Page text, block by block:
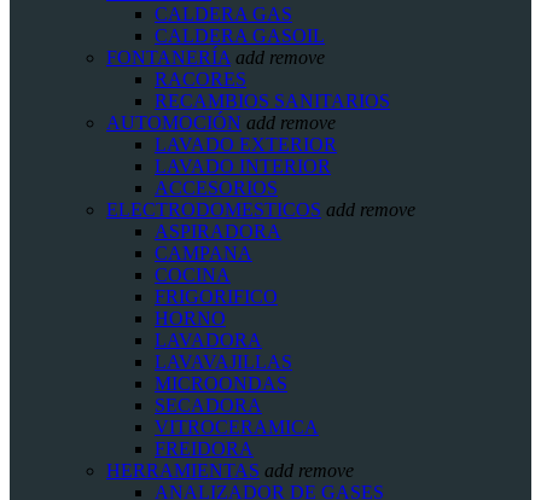
CALDERA GAS
CALDERA GASOIL
FONTANERÍA add remove
RACORES
RECAMBIOS SANITARIOS
AUTOMOCIÓN add remove
LAVADO EXTERIOR
LAVADO INTERIOR
ACCESORIOS
ELECTRODOMESTICOS add remove
ASPIRADORA
CAMPANA
COCINA
FRIGORIFICO
HORNO
LAVADORA
LAVAVAJILLAS
MICROONDAS
SECADORA
VITROCERAMICA
FREIDORA
HERRAMIENTAS add remove
ANALIZADOR DE GASES